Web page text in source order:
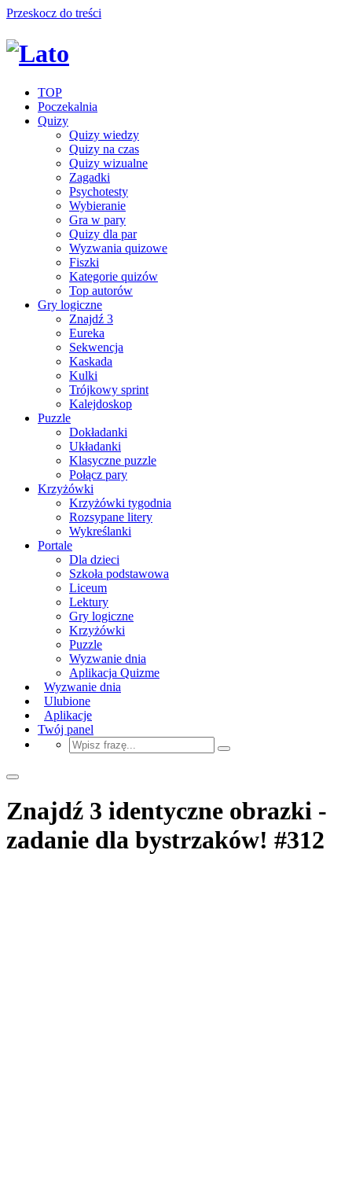
Przeskocz do treści
TOP
Poczekalnia
Quizy
Quizy wiedzy
Quizy na czas
Quizy wizualne
Zagadki
Psychotesty
Wybieranie
Gra w pary
Quizy dla par
Wyzwania quizowe
Fiszki
Kategorie quizów
Top autorów
Gry logiczne
Znajdź 3
Eureka
Sekwencja
Kaskada
Kulki
Trójkowy sprint
Kalejdoskop
Puzzle
Dokładanki
Układanki
Klasyczne puzzle
Połącz pary
Krzyżówki
Krzyżówki tygodnia
Rozsypane litery
Wykreślanki
Portale
Dla dzieci
Szkoła podstawowa
Liceum
Lektury
Gry logiczne
Krzyżówki
Puzzle
Wyzwanie dnia
Aplikacja Quizme
Wyzwanie dnia
Ulubione
Aplikacje
Twój panel
Znajdź 3 identyczne obrazki -
zadanie dla bystrzaków! #312